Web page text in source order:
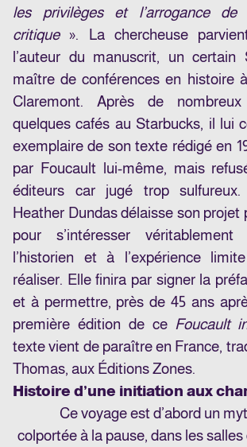
les privilèges et l’arrogance de
critique». La chercheuse
l’auteur du manuscrit, un certain
maître de conférences en histoire
Claremont. Après de
quelques cafés au Starbucks, il lui
exemplaire de son texte rédigé en
par Foucault lui-même, mais
éditeurs car jugé trop
Heather Dundas délaisse son projet
pour s’intéresser
l’historien et à l’expérience
réaliser. Elle finira par signer la
et à permettre, près de 45 ans
première édition de ce Foucault
texte vient de paraître en France,
Thomas, aux Éditions Zones.
Histoire d’une initiation aux
Ce voyage est d’abord un
colportée à la pause, dans les